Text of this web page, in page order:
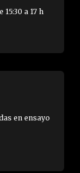
a 17 h
en ensayo